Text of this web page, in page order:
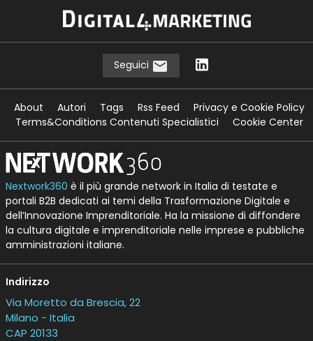
Seguici
About Autori Tags Rss Feed
Privacy e Cookie Policy
Terms&Conditions Contenuti Specialistici
Cookie Center
Nextwork360 è il più grande network in Italia di testate e
portali B2B dedicati ai temi della Trasformazione Digitale e
dell’Innovazione Imprenditoriale. Ha la missione di diffondere
la cultura digitale e imprenditoriale nelle imprese e pubbliche
amministrazioni italiane.
Indirizzo
Via Moretto da Brescia, 22
Milano - Italia
CAP 20133